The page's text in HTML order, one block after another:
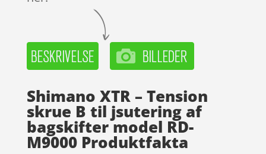
Shimano XTR – Tension
skrue B til jsutering af
bagskifter model RD-
M9000 Produktfakta